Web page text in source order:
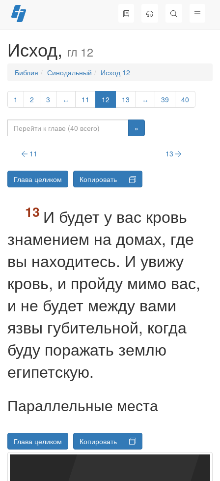
Перейти
к
Исход, гл 12
Библия Синодальный Исход 12
1 2 3 ↔ 11 12 13 ↔ 39 40
»
11 13
Глава целиком Копировать
И будет у вас кровь
знамением на домах, где
вы находитесь. И увижу
кровь, и пройду мимо вас,
и не будет между вами
язвы губительной, когда
буду поражать землю
египетскую.
Параллельные места
Глава целиком Копировать